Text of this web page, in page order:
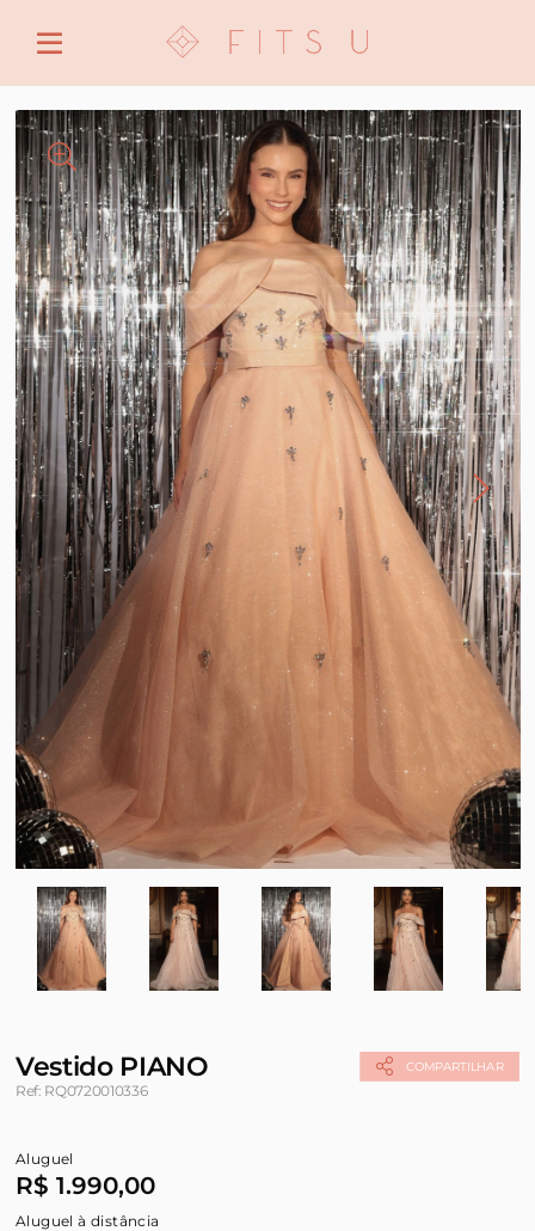
CRIAR NOVA CONTA
COMPARTILHAR
Vestido PIANO
Ref: RQ0720010336
Aluguel
R$ 1.990,00
Aluguel à distância